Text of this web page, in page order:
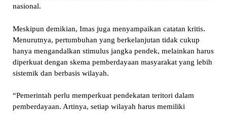
nasional.
Meskipun demikian, Imas juga menyampaikan catatan kritis.
Menurutnya, pertumbuhan yang berkelanjutan tidak cukup
hanya mengandalkan stimulus jangka pendek, melainkan harus
diperkuat dengan skema pemberdayaan masyarakat yang lebih
sistemik dan berbasis wilayah.
“Pemerintah perlu memperkuat pendekatan teritori dalam
pemberdayaan. Artinya, setiap wilayah harus memiliki